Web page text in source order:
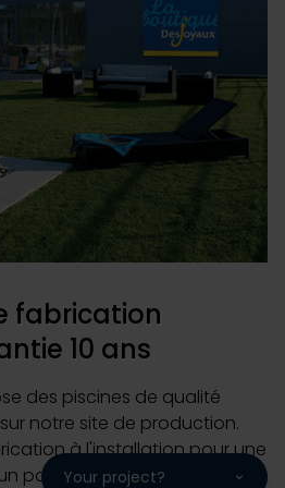
de votre utilisation de leurs
fabrication
10 ans
des piscines de qualité
notre site de production.
à l'installation pour une
package de garantie
Your project?